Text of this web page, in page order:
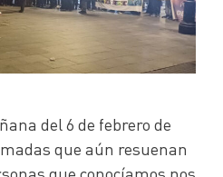
del 6 de febrero de
que aún resuenan